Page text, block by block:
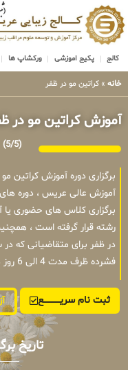
کالج پکیج اموزشی ورکشاپ ها
خانه » کراتین مو در ظفر
آموزش کراتین مو در
(5/5)
برگزاری دوره آموزش کراتین
آموزش عالی عریس ، دوره
برگزاری کلاس های حضوری یا
رشته قرار گرفته است ،
در ظفر برای متقاضیانی که
فشرده ظرف مدت 4 الی 6 روز در تهران برگزار میشوند .
ثبت نام سریــــــــــــع
تاریخ برگزاری